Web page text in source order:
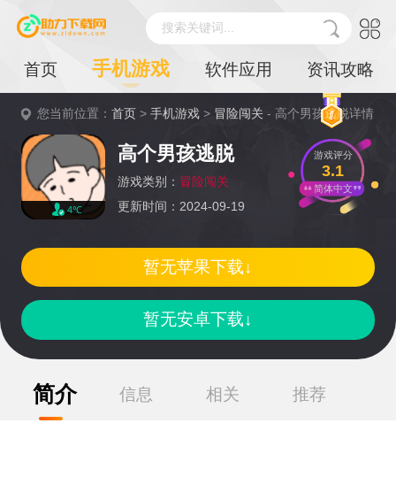
搜索关键词...
首页 手机游戏 软件应用 资讯攻略
您当前位置：首页 >手机游戏 > 冒险闯关 - 高个男孩逃脱详情
4℃
高个男孩逃脱
游戏类别： 冒险闯关
更新时间：2024-09-19
游戏评分
3.1
简体中文
暂无安卓下载↓
暂无苹果下载↓
简介 信息 相关 推荐